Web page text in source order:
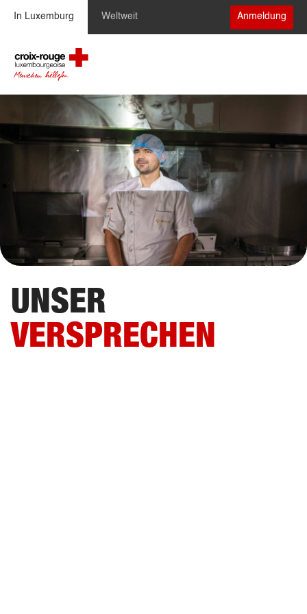
In Luxemburg Weltweit Anmeldung
UNSER
VERSPRECHEN